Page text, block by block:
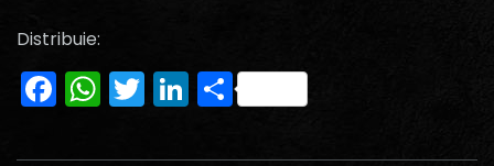
Distribuie:
Facebook
WhatsApp
Twitter
LinkedIn
Partajează